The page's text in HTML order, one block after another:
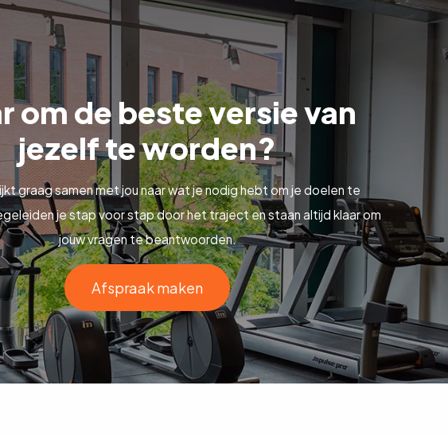
om de beste versie van
jezelf te worden?
graag samen met jou naar wat je nodig hebt om je doelen te
je stap voor stap door het traject en staan altijd klaar om
jouw vragen te beantwoorden.
Afspraak maken